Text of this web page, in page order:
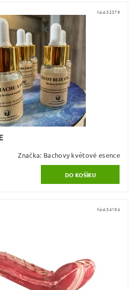
Kód:32379
Značka: Bachovy květové esence
Kód:34194